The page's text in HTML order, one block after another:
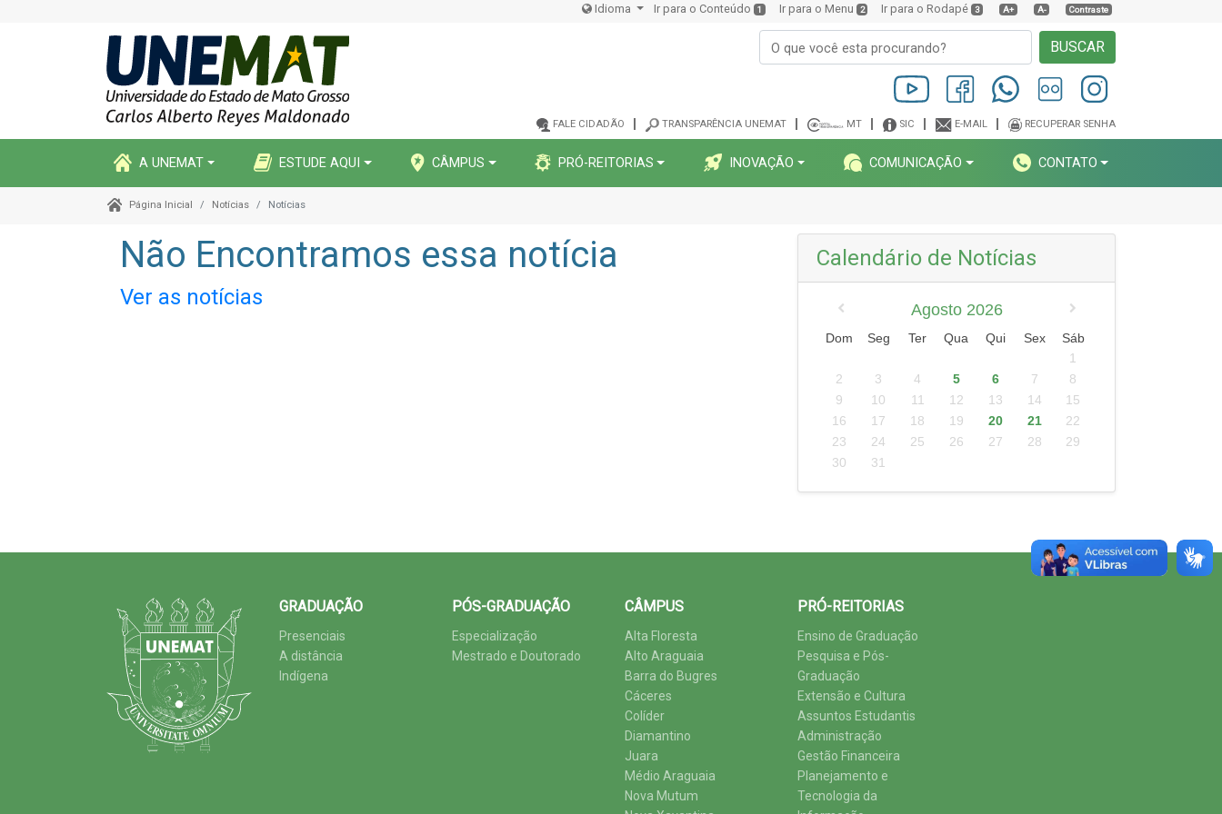
Idioma Ir para o Conteúdo 1 Ir para o Menu 2 Ir para o Rodapé 3 A+ A- Contraste
BUSCAR
FALE CIDADÃO TRANSPARÊNCIA UNEMAT MT SIC E-MAIL RECUPERAR SENHA
A UNEMAT ESTUDE AQUI CÂMPUS PRÓ-REITORIAS INOVAÇÃO COMUNICAÇÃO CONTATO
Página Inicial Notícias Notícias
Não Encontramos essa notícia
Ver as notícias
Calendário de Notícias
Agosto 2026
Dom Seg Ter Qua Qui Sex
Sáb
1
2
3 4 5 6 7
8
9
10 11 12 13 14
15
16
17 18 19 20 21
22
23
24 25 26 27 28
29
30
31
GRADUAÇÃO
Presenciais
A distância
Indígena
PÓS-GRADUAÇÃO
Especialização
Mestrado e Doutorado
CÂMPUS
Alta Floresta
Alto Araguaia
Barra do Bugres
Cáceres
Colíder
Diamantino
Juara
Médio Araguaia
Nova Mutum
PRÓ-REITORIAS
Ensino de Graduação
Pesquisa e Pós-
Graduação
Extensão e Cultura
Assuntos Estudantis
Administração
Gestão Financeira
Planejamento e
Tecnologia da